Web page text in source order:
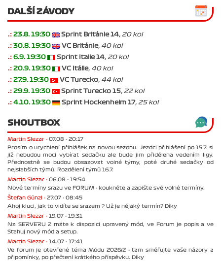
DALŠÍ ZÁVODY
.: 23.8. 19:30 Sprint Británie 14, 20 kol
.: 30.8. 19:30 VC Británie, 40 kol
.: 6.9. 19:30 Sprint Italie 14, 20 kol
.: 20.9. 19:30 VC Itálie, 40 kol
.: 27.9. 19:30 VC Turecko, 44 kol
.: 29.9. 19:30 Sprint Turecko 15, 22 kol
.: 4.10. 19:30 Sprint Hockenheim 17, 25 kol
SHOUTBOX
Martin Slezar - 07.08 - 20:17
Prosím o urychlení přihlášek na novou sezonu. Jezdci přihlášení po 15.7. si
již nebudou moci vybírat sedačku ale bude jim přidělena vedením ligy.
Přednostně se budou obsazovat volné týmy, poté druhé sedačky od
nejslabších týmů. Rozdělení týmů 16.7.
Martin Slezar - 06.08 - 19:54
Nové termíny srazu ve FORUM - koukněte a zapište své volné termíny.
Štefan Günzl - 27.07 - 08:45
Ahoj kluci, jak to vidíte se srazem ? Už je nějaký termín? Díky
Martin Slezar - 19.07 - 19:31
Na SERVERU 2 máte k dispozici upravený mód, ve Forum je popis a ve
Stahuj nový mód a setup.
Martin Slezar - 14.07 - 17:41
Ve forum je otevřené téma Módu 2026/2 - tam směřujte vaše názory a
připomínky, po přečtení krátkého příspěvku. Díky